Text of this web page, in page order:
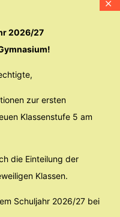
2026/27
zur ersten
Klassenstufe 5 am
die Einteilung der
Klassen.
Schuljahr 2026/27 bei